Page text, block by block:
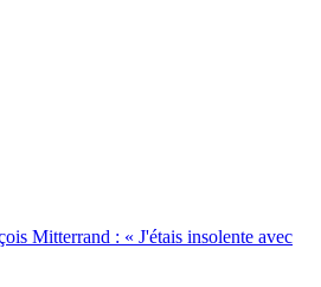
Mitterrand : « J'étais insolente avec